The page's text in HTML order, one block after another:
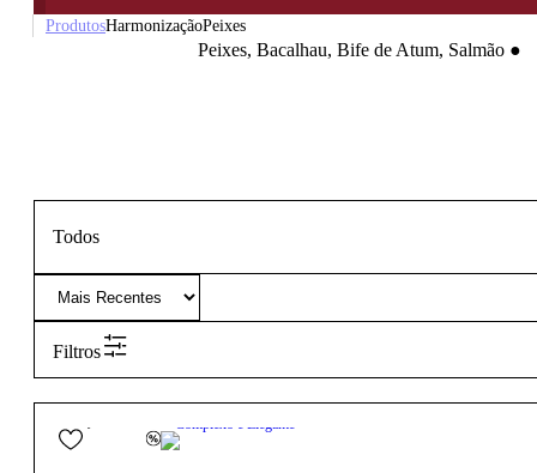
ProdutosHarmonizaçãoPeixes
Peixes, Bacalhau, Bife de Atum, Salmão●
Todos
Filtros
17,75€ Complexo e Elegante